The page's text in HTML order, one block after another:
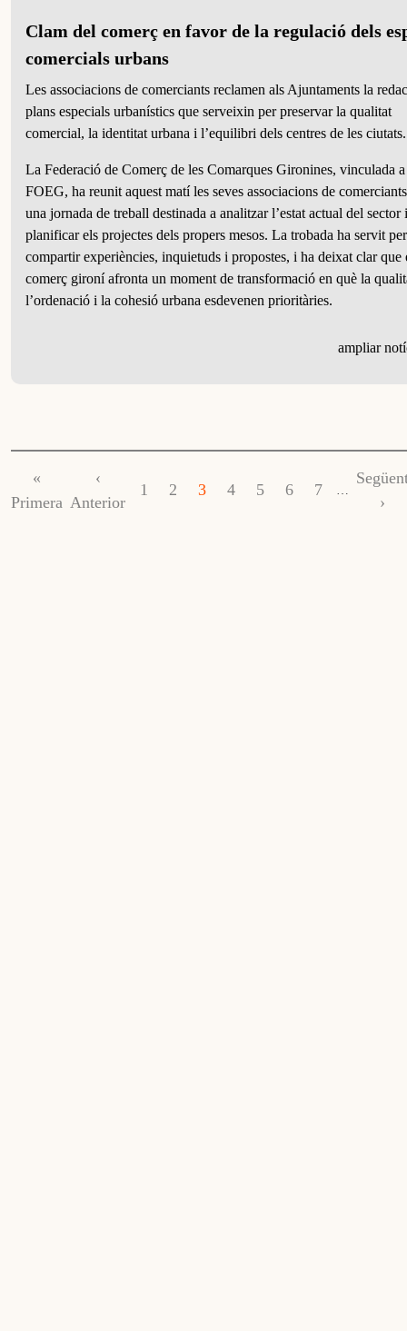
Clam del comerç en favor de la regulació dels
comercials urbans
Les associacions de comerciants reclamen als Ajuntaments la
plans especials urbanístics que serveixin per preservar la qualitat
comercial, la identitat urbana i l’equilibri dels centres de les ciutats.
La Federació de Comerç de les Comarques Gironines, vinculada
FOEG, ha reunit aquest matí les seves associacions de
una jornada de treball destinada a analitzar l’estat actual del sector i
planificar els projectes dels propers mesos. La trobada ha servit per
compartir experiències, inquietuds i propostes, i ha deixat clar que
comerç gironí afronta un moment de transformació en què la
l’ordenació i la cohesió urbana esdevenen prioritàries.
ampliar
Primera pàgina
«
Primera
Pàgina anterior
‹
Anterior
Page
1 Page
2 Pàgina actual
3 Page
4 Page
5 Page
6 Page
7 …
Pàgina
›